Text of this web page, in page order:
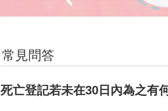
常見問答
死亡登記若未在30日內為之有